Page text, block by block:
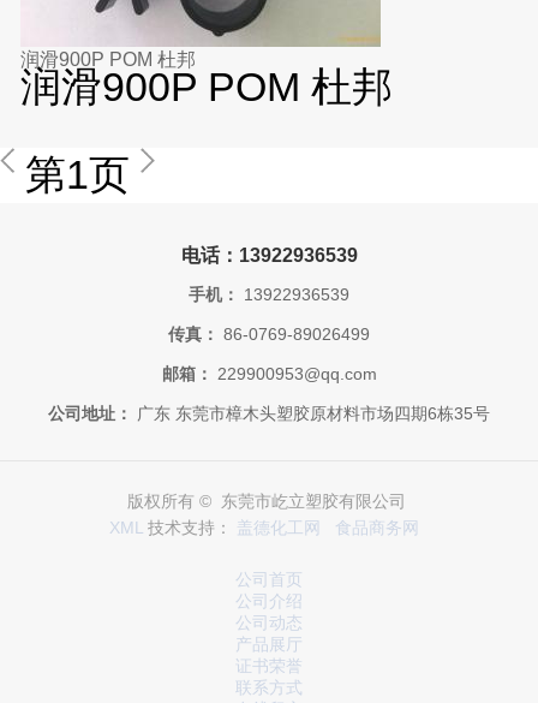
润滑900P POM 杜邦
润滑900P POM 杜邦
第1页
电话：13922936539
手机： 13922936539
传真： 86-0769-89026499
邮箱： 229900953@qq.com
公司地址： 广东 东莞市樟木头塑胶原材料市场四期6栋35号
版权所有 © 东莞市屹立塑胶有限公司
XML 技术支持： 盖德化工网 食品商务网
公司首页
公司介绍
公司动态
产品展厅
证书荣誉
联系方式